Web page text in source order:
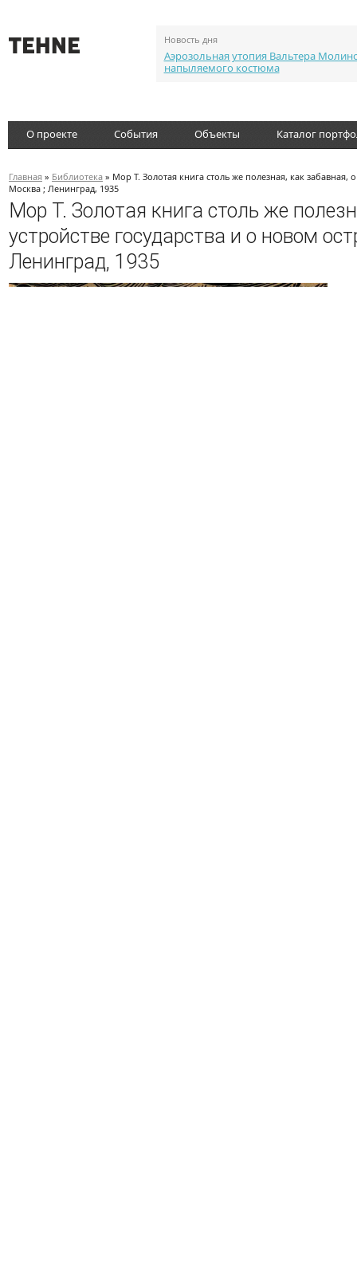
Новость дня
Аэрозольная утопия Вальтера
напыляемого костюма
О проекте События Объекты Каталог
Главная » Библиотека » Мор Т. Золотая книга столь же полезная, как
Москва ; Ленинград, 1935
Мор Т. Золотая книга столь же
устройстве государства и о новом
Ленинград, 1935